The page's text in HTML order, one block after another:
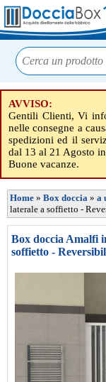
AVVISO:
Gentili Clienti, Vi
nelle consegne a
spedizioni ed il
dal 13 al 21 Agosto
Buone vacanze.
Home » Box doccia » a
laterale a soffietto -
Box doccia Amalfi
soffietto -